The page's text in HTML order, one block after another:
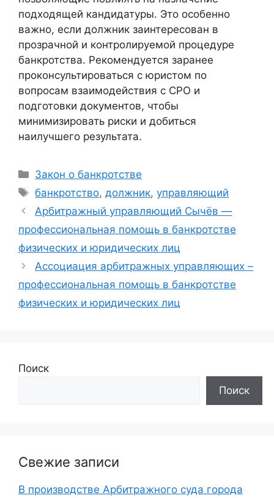
подходящей кандидатуры. Это особенно
важно, если должник заинтересован в
прозрачной и контролируемой процедуре
банкротства. Рекомендуется заранее
проконсультироваться с юристом по
вопросам взаимодействия с СРО и
подготовки документов, чтобы
минимизировать риски и добиться
наилучшего результата.
Рубрики
Закон о банкротстве
Метки
банкротство,должник,управляющий
Арбитражный управляющий Сычёв —
профессиональная помощь в банкротстве
физических и юридических лиц
Ассоциация арбитражных управляющих –
профессиональная помощь в банкротстве
физических и юридических лиц
Поиск
Поиск
Свежие записи
В производстве Арбитражного суда города